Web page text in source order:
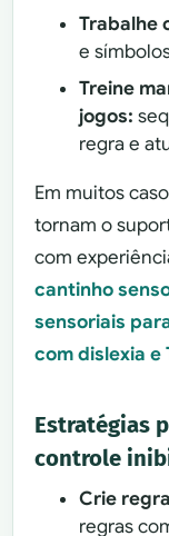
Trabalhe
e
Treine
jogos:
regra e
Em muitos
tornam o
com
cantinho
sensoriais
com dislexia e
Estratégias
controle
Crie
regras